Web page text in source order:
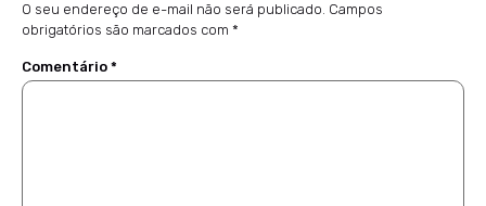
O seu endereço de e-mail não será publicado. Campos
obrigatórios são marcados com *
Comentário *